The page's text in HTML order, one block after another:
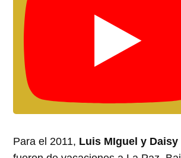
Para el 2011, Luis MIguel y Daisy